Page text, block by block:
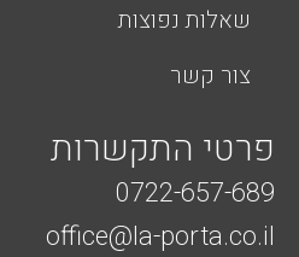
שאלות נפוצות
צור קשר
פרטי התקשרות
0722-657-689
office@la-porta.co.il